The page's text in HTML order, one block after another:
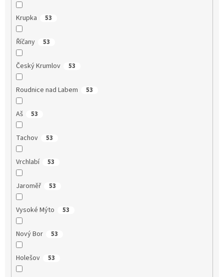
Krupka 53
Říčany 53
Český Krumlov 53
Roudnice nad Labem 53
Aš 53
Tachov 53
Vrchlabí 53
Jaroměř 53
Vysoké Mýto 53
Nový Bor 53
Holešov 53